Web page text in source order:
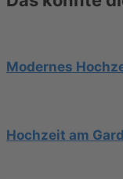
Modernes
Hochzeit am